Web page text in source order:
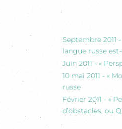
Septembre
langue russe
Juin 2011 - «
10 mai 2011 - «
russe
Février 2011 - «
d’obstacles, ou